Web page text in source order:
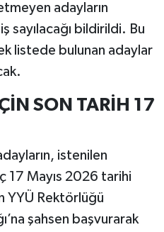
adayların
sayılacağı bildirildi. Bu
listede bulunan adaylar
SON TARİH 17
istenilen
17 Mayıs 2026 tarihi
YYÜ Rektörlüğü
şahsen başvurarak